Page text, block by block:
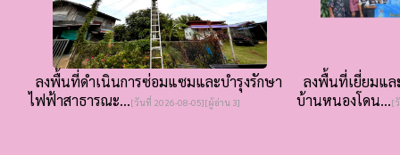
ลงพื้นที่ดำเนินการซ่อมแซมและบำรุงรักษา
ไฟฟ้าสาธารณะ...[วันที่ 2026-08-05][ผู้อ่าน 3]
ลงพื้นที่เยี่ยมแล
บ้านหนองโดน...[